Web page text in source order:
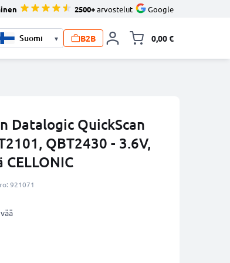
2500+arvostelut Google
▾ B2B 0,00 €
Datalogic QuickScan
QBT2430 - 3.6V,
921071